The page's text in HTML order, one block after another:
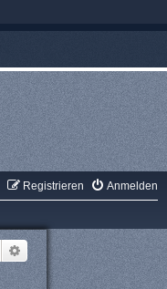
Anmelden
Registrieren
Suche
Erweiterte Suche